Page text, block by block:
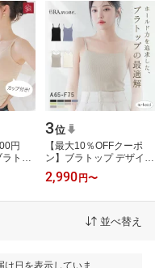
円
トッ
ップ
オー
3位
【最大10％OFFクーポ
ン】ブラトップ デザイン
4種《BRAmone Basic
Natural》 ブラトップ キ
2,990 円〜
並べ替え